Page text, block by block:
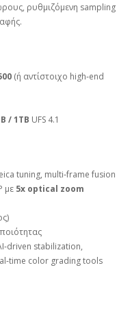
ρυθμιζόμενη sampling
(ή αντίστοιχο high‑end
/ 1TB UFS 4.1
tuning, multi‑frame fusion
με 5x optical zoom
stabilization,
color grading tools